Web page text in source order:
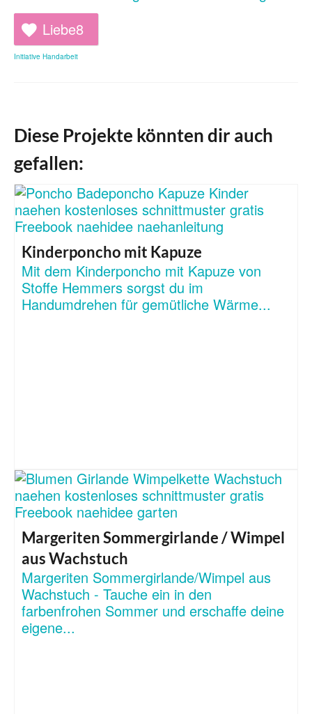
Liebe8
Initiative Handarbeit
Diese Projekte könnten dir auch
gefallen:
Kinderponcho mit Kapuze
Mit dem Kinderponcho mit Kapuze von
Stoffe Hemmers sorgst du im
Handumdrehen für gemütliche Wärme...
Margeriten Sommergirlande / Wimpel
aus Wachstuch
Margeriten Sommergirlande/Wimpel aus
Wachstuch - Tauche ein in den
farbenfrohen Sommer und erschaffe deine
eigene...